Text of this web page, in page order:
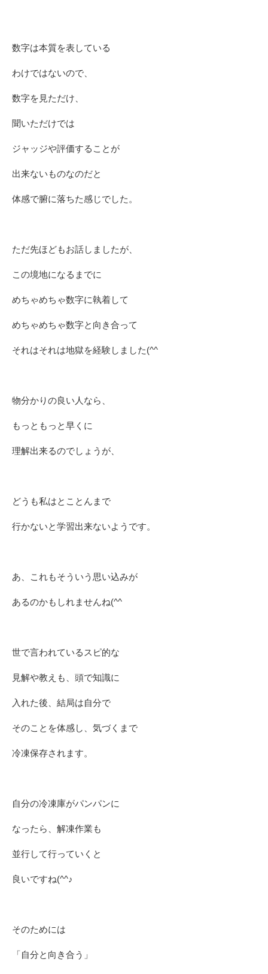
数字は本質を表している
わけではないので、
数字を見ただけ、
聞いただけでは
ジャッジや評価することが
出来ないものなのだと
体感で腑に落ちた感じでした。
ただ先ほどもお話しましたが、
この境地になるまでに
めちゃめちゃ数字に執着して
めちゃめちゃ数字と向き合って
それはそれは地獄を経験しました(^^ゞ
物分かりの良い人なら、
もっともっと早くに
理解出来るのでしょうが、
どうも私はとことんまで
行かないと学習出来ないようです。
あ、これもそういう思い込みが
あるのかもしれませんね(^^ゞ
世で言われているスピ的な
見解や教えも、頭で知識に
入れた後、結局は自分で
そのことを体感し、気づくまで
冷凍保存されます。
自分の冷凍庫がパンパンに
なったら、解凍作業も
並行して行っていくと
良いですね(^^♪
そのためには
「自分と向き合う」